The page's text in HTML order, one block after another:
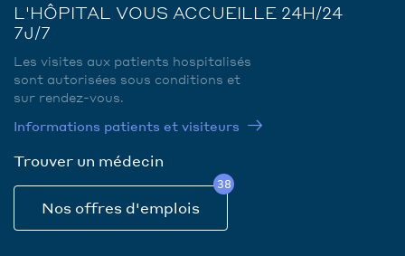
L'HÔPITAL VOUS ACCUEILLE 24H/24
7J/7
Les visites aux patients hospitalisés
sont autorisées sous conditions et
sur rendez-vous.
Informations patients et visiteurs
Trouver un médecin
Nos offres d'emplois
38